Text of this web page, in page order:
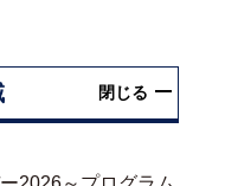
閉じる